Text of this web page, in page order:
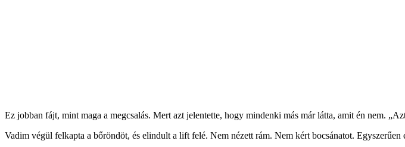
Ez jobban fájt, mint maga a megcsalás. Mert azt jelentette, hogy mindenki más már látta, amit én nem.
Vadim végül felkapta a bőröndöt, és elindult a lift felé. Nem nézett rám. Nem kért bocsánatot. Egyszerűen